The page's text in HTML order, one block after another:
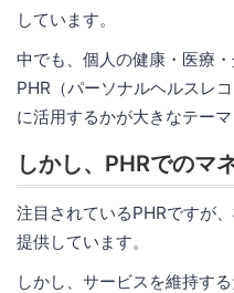
しています。
中でも、個人の健康・医療
PHR（パーソナルヘルスレ
に活用するかが大きなテーマ
しかし、PHRでのマ
注目されているPHRですが
提供しています。
しかし、サービスを維持す